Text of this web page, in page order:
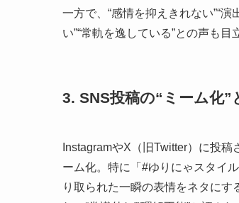
一方で、“感情を抑えきれない”“
い”“常軌を逸している”との声も
3. SNS投稿の“ミーム化
InstagramやX（旧Twitter）に投
ーム化。特に「#ゆりにゃスタイ
り取られた一瞬の表情をネタに